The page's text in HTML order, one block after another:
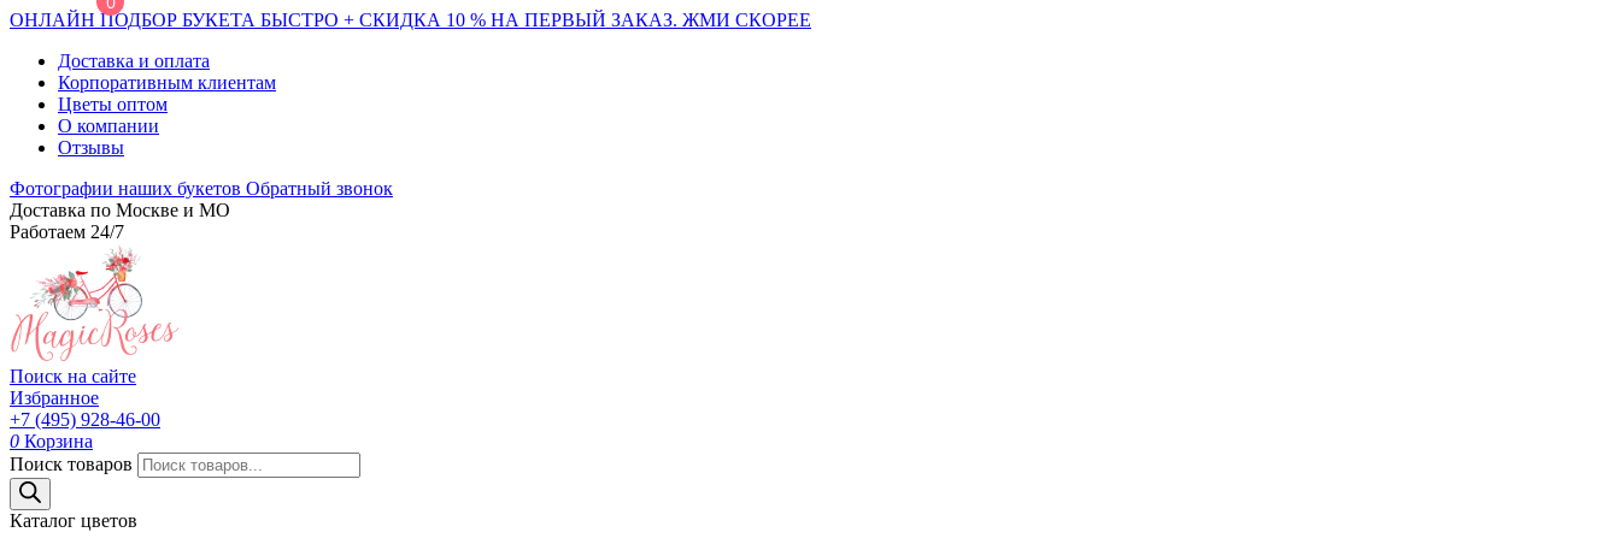
ОНЛАЙН ПОДБОР БУКЕТА БЫСТРО + СКИДКА 10 % НА ПЕРВЫЙ ЗАКАЗ. ЖМИ СКОРЕЕ
Доставка и оплата
Корпоративным клиентам
Цветы оптом
О компании
Отзывы
Фотографии наших букетов Обратный звонок
Доставка по Москве и МО
Работаем 24/7
Поиск на сайте
Избранное
+7 (495) 928-46-00
0 Корзина
Поиск товаров
Каталог цветов